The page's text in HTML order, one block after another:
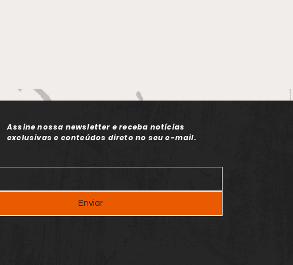
Assine nossa newsletter e receba notícias
exclusivas e conteúdos direto no seu e-mail.
Enviar